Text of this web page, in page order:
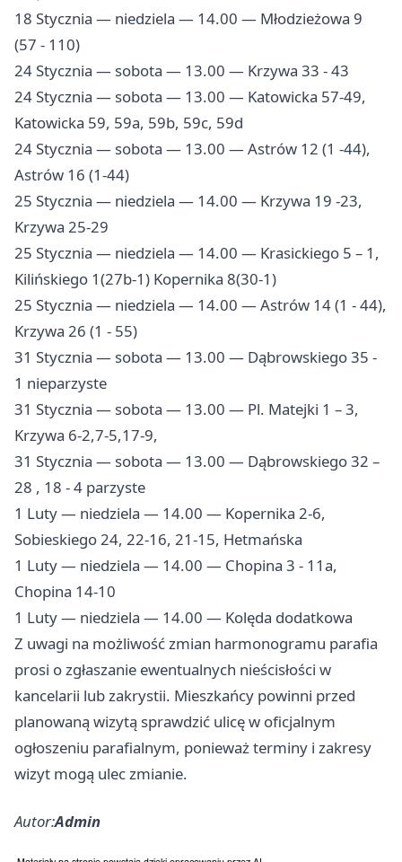
18 Stycznia — niedziela — 14.00 — Młodzieżowa 9
(57 - 110)
24 Stycznia — sobota — 13.00 — Krzywa 33 - 43
24 Stycznia — sobota — 13.00 — Katowicka 57-49,
Katowicka 59, 59a, 59b, 59c, 59d
24 Stycznia — sobota — 13.00 — Astrów 12 (1 -44),
Astrów 16 (1-44)
25 Stycznia — niedziela — 14.00 — Krzywa 19 -23,
Krzywa 25-29
25 Stycznia — niedziela — 14.00 — Krasickiego 5 – 1,
Kilińskiego 1(27b-1) Kopernika 8(30-1)
25 Stycznia — niedziela — 14.00 — Astrów 14 (1 - 44),
Krzywa 26 (1 - 55)
31 Stycznia — sobota — 13.00 — Dąbrowskiego 35 -
1 nieparzyste
31 Stycznia — sobota — 13.00 — Pl. Matejki 1 – 3,
Krzywa 6-2,7-5,17-9,
31 Stycznia — sobota — 13.00 — Dąbrowskiego 32 –
28 , 18 - 4 parzyste
1 Luty — niedziela — 14.00 — Kopernika 2-6,
Sobieskiego 24, 22-16, 21-15, Hetmańska
1 Luty — niedziela — 14.00 — Chopina 3 - 11a,
Chopina 14-10
1 Luty — niedziela — 14.00 — Kolęda dodatkowa
Z uwagi na możliwość zmian harmonogramu parafia
prosi o zgłaszanie ewentualnych nieścisłości w
kancelarii lub zakrystii. Mieszkańcy powinni przed
planowaną wizytą sprawdzić ulicę w oficjalnym
ogłoszeniu parafialnym, ponieważ terminy i zakresy
wizyt mogą ulec zmianie.
Autor:Admin